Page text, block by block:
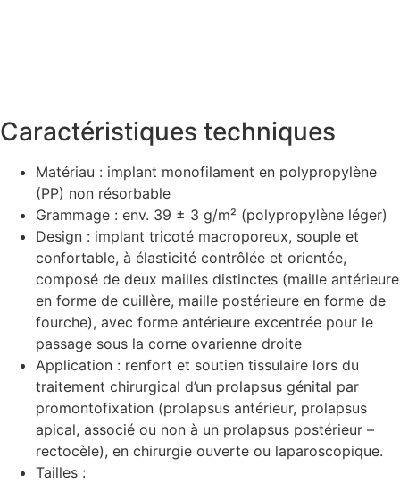
Caractéristiques techniques
Matériau : implant monofilament en polypropylène
(PP) non résorbable
Grammage : env. 39 ± 3 g/m² (polypropylène léger)
Design : implant tricoté macroporeux, souple et
confortable, à élasticité contrôlée et orientée,
composé de deux mailles distinctes (maille antérieure
en forme de cuillère, maille postérieure en forme de
fourche), avec forme antérieure excentrée pour le
passage sous la corne ovarienne droite
Application : renfort et soutien tissulaire lors du
traitement chirurgical d’un prolapsus génital par
promontofixation (prolapsus antérieur, prolapsus
apical, associé ou non à un prolapsus postérieur –
rectocèle), en chirurgie ouverte ou laparoscopique.
Tailles :